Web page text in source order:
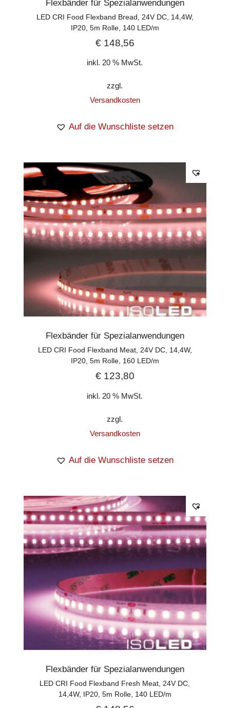
Flexbänder für Spezialanwendungen
LED CRI Food Flexband Bread, 24V DC, 14,4W,
IP20, 5m Rolle, 140 LED/m
€148,56
inkl. 20 % MwSt.
zzgl.
Versandkosten
Auf die Wunschliste setzen
Flexbänder für Spezialanwendungen
LED CRI Food Flexband Meat, 24V DC, 14,4W,
IP20, 5m Rolle, 160 LED/m
€123,80
inkl. 20 % MwSt.
zzgl.
Versandkosten
Auf die Wunschliste setzen
Flexbänder für Spezialanwendungen
LED CRI Food Flexband Fresh Meat, 24V DC,
14,4W, IP20, 5m Rolle, 140 LED/m